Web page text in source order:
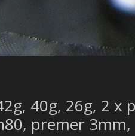
40g, 26g, 2 x
premer 3mm,